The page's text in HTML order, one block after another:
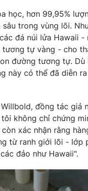
Podcast
Shorts video
VTV Thể thao
học, hơn 99,95%
sâu trong vùng lõi.
đá núi lửa Hawaii
tự vàng - cho
đường tương tự. Dù
này có thể đã diễn
đồng tác giả
không chỉ chứng
xác nhận rằng
từ ranh giới lõi - lớp
đảo như Hawaii".